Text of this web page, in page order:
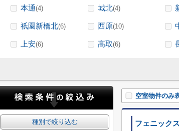
本通(4) 城北(4)
祇園新橋北(6) 西原(10)
上安(6) 高取(6)
空室物件のみ
フェニック
種別で絞り込む